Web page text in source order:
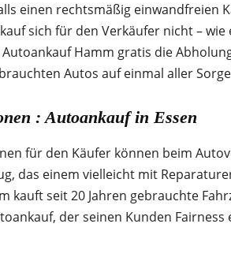
einen rechtsmäßig einwandfreien
sich für den Verkäufer nicht –
Hamm gratis die
Autos auf einmal aller
: Autoankauf in Essen
für den Käufer können beim
das einem vielleicht mit
kauft seit 20 Jahren gebrauchte
der seinen Kunden